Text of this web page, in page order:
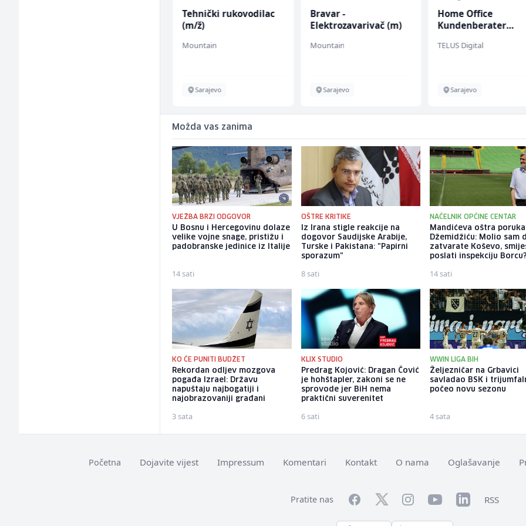
Tehnički rukovodilac
(m/ž)
Mountain
Sarajevo
Bravar -
Elektrozavarivač (m)
Mountain
Sarajevo
Home Office
Kundenberater
TELUS Digital
Sarajevo
Možda vas zanima
VJEŽBA BRZI ODGOVOR
U Bosnu i Hercegovinu dolaze
velike vojne snage, pristižu i
padobranske jedinice iz Italije
14 sati
OŠTRE KRITIKE
Iz Irana stigle reakcije na
dogovor Saudijske Arabije,
Turske i Pakistana: "Papirni
sporazum"
8 sati
NAČELNIK OPĆINE CENTAR
Mandićeva oštra poruka
Džemidžiću: Molio sam
zatvarate Koševo,
poslati inspekciju
14 sati
KO ĆE PUNITI BUDŽET
Rekordan odljev mozgova
pogađa Izrael: Državu
napuštaju najbogatiji i
najobrazovaniji građani
3 sata
KLIX STUDIO
Predrag Kojović: Dragan Čović
je hohštapler, zakoni se ne
sprovode jer BiH nema
praktični suverenitet
6 sati
WWIN LIGA BIH
Željezničar na Grbavici
savladao BSK i
počeo novu sezonu
4 sata
Početna Dojavite vijest Impressum Komentari Kontakt O nama Oglašavanje
Pratite nas FacebookTwitterInstagramYouTubeLinkedInRSS